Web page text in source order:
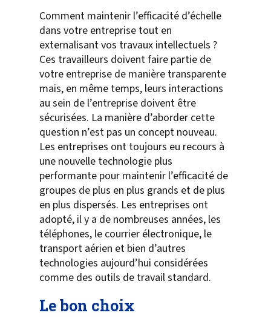
Comment maintenir l’efficacité d’échelle
dans votre entreprise tout en
externalisant vos travaux intellectuels ?
Ces travailleurs doivent faire partie de
votre entreprise de manière transparente
mais, en même temps, leurs interactions
au sein de l’entreprise doivent être
sécurisées. La manière d’aborder cette
question n’est pas un concept nouveau.
Les entreprises ont toujours eu recours à
une nouvelle technologie plus
performante pour maintenir l’efficacité de
groupes de plus en plus grands et de plus
en plus dispersés. Les entreprises ont
adopté, il y a de nombreuses années, les
téléphones, le courrier électronique, le
transport aérien et bien d’autres
technologies aujourd’hui considérées
comme des outils de travail standard.
Le bon choix